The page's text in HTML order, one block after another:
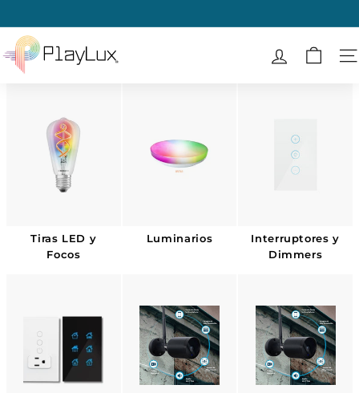
directamente
contenido
diapositivas
P
Tiras LED y
Focos
Luminarios
Interruptores y
Dimmers